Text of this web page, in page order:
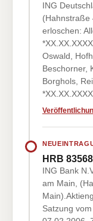
ING
(Hahnstraße
erloschen:
Oswald,
Beschorner,
Borghols,
HRB
ING Bank
am Main,
Satzung